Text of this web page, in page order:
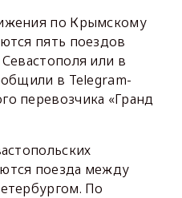
по Крымскому
пять поездов
или в
в Telegram-
перевозчика «Гранд
поезда между
По